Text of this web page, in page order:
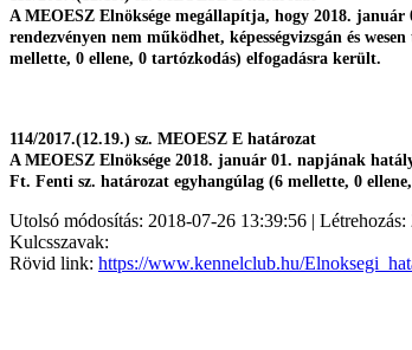
A MEOESZ Elnöksége megállapítja, hogy 2018. január
rendezvényen nem működhet, képességvizsgán és
mellette, 0 ellene, 0 tartózkodás) elfogadásra került.
114/2017.(12.19.) sz. MEOESZ E határozat
A MEOESZ Elnöksége 2018. január 01. napjának
Ft. Fenti sz. határozat egyhangúlag (6 mellette, 0
Utolsó módosítás: 2018-07-26 13:39:56 |
Kulcsszavak:
Rövid link: https://www.kennelclub.hu/